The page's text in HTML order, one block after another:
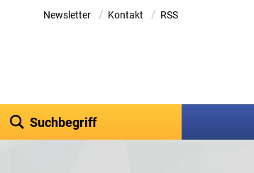
Newsletter / Kontakt / RSS